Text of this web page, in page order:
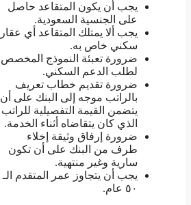
يجب أن يكون المتقاعد حاصل
على الجنسية السعودية.
يجب ألا يمتلك المتقاعد أي عقار
سكني خاص به.
ضرورة تعبئة النموذج المخصص
لطلب الدعم السكني.
ضرورة تقديم خطاب تعريف
بالراتب موجه إلى البنك على أن
يتضمن القيمة التفصيلية للراتب
الذي كان يتقاضاه أثناء الخدمة.
ضرورة إرفاق وثيقة إخلاء
طرف من البنك على أن تكون
سارية وغير منتهية.
يجب أن يتجاوز عمر المتقدم الـ
٥٠ عام.